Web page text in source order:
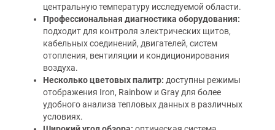
центральную температуру исследуемой области.
Профессиональная диагностика оборудования:
подходит для контроля электрических щитов,
кабельных соединений, двигателей, систем
отопления, вентиляции и кондиционирования
воздуха.
Несколько цветовых палитр: доступны режимы
отображения Iron, Rainbow и Gray для более
удобного анализа тепловых данных в различных
условиях.